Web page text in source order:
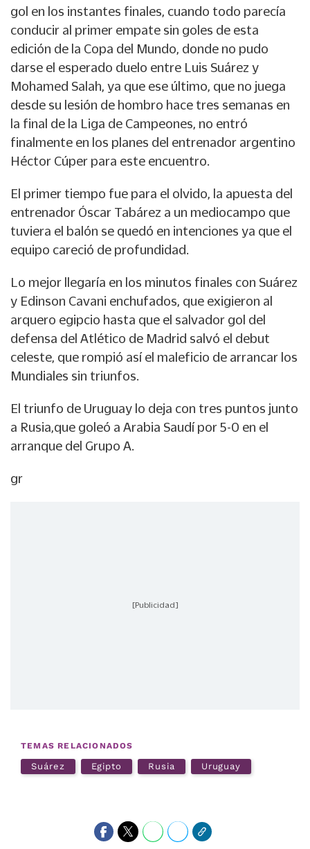
gol en los instantes finales, cuando todo parecía
conducir al primer empate sin goles de esta
edición de la Copa del Mundo, donde no pudo
darse el esperado duelo entre Luis Suárez y
Mohamed Salah, ya que ese último, que no juega
desde su lesión de hombro hace tres semanas en
la final de la Liga de Campeones, no entró
finalmente en los planes del entrenador argentino
Héctor Cúper para este encuentro.
El primer tiempo fue para el olvido, la apuesta del
entrenador Óscar Tabárez a un mediocampo que
tuviera el balón se quedó en intenciones ya que el
equipo careció de profundidad.
Lo mejor llegaría en los minutos finales con Suárez
y Edinson Cavani enchufados, que exigieron al
arquero egipcio hasta que el salvador gol del
defensa del Atlético de Madrid salvó el debut
celeste, que rompió así el maleficio de arrancar los
Mundiales sin triunfos.
El triunfo de Uruguay lo deja con tres puntos junto
a Rusia, que goleó a Arabia Saudí por 5-0 en el
arranque del Grupo A.
gr
[Publicidad]
TEMAS RELACIONADOS
Suárez Egipto Rusia Uruguay